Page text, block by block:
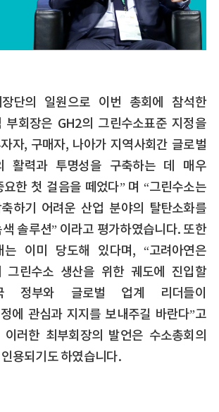
단의 일원으로 이번 총회에 참석한
부회장은 GH2의 그린수소표준 지정을
자, 구매자, 나아가 지역사회간 글로벌
활력과 투명성을 구축하는 데 매우
한 첫 걸음을 떼었다” 며 “그린수소는
하기 어려운 산업 분야의 탈탄소화를
솔루션” 이라고 평가하였습니다. 또한
는 이미 당도해 있다며, “고려아연은
그린수소 생산을 위한 궤도에 진입할
정부와 글로벌 업계 리더들이
에 관심과 지지를 보내주길 바란다”고
이러한 최부회장의 발언은 수소총회의
용되기도 하였습니다.